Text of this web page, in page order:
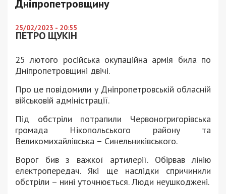
Дніпропетровщину
25/02/2023 - 20:55
ПЕТРО ЩУКІН
25 лютого росiйська окупаційна армiя била по
Днiпропетровщинi двiчi.
Про це повідомили у Дніпропетровській обласній
військовій адміністрації.
Пiд обстрiли потрапили Червоногригорiвська
громада Нікопольського району та
Великомихайлівська – Синельниківського.
Ворог бив з важкої артилерiї. Обiрвав лiнiю
електропередач. Якi ще наслідки спричинили
обстріли – нинi уточнюється. Люди неушкоджені.